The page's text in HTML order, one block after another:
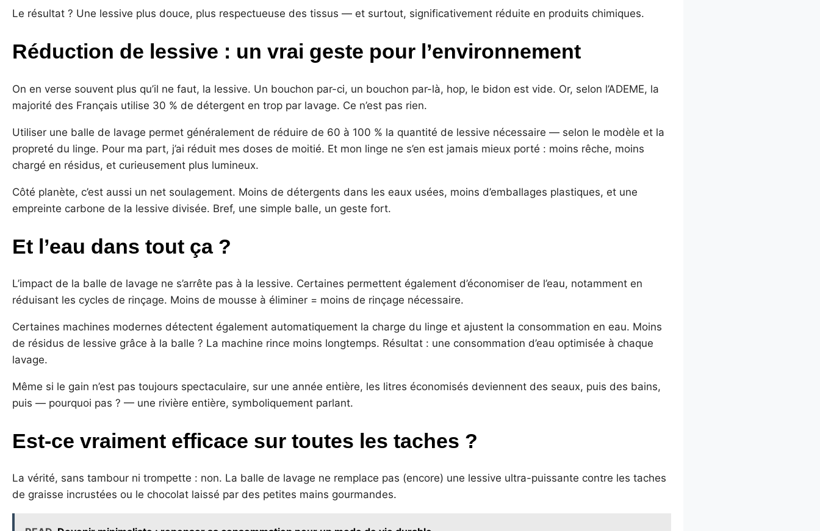
Le résultat ? Une lessive plus douce, plus respectueuse des tissus — et surtout, significativement réduite en produits chimiques.
Réduction de lessive : un vrai geste pour l’environnement
On en verse souvent plus qu’il ne faut, la lessive. Un bouchon par-ci, un bouchon par-là, hop, le bidon est vide. Or, selon l’ADEME, la
majorité des Français utilise 30 % de détergent en trop par lavage. Ce n’est pas rien.
Utiliser une balle de lavage permet généralement de réduire de 60 à 100 % la quantité de lessive nécessaire — selon le modèle et la
propreté du linge. Pour ma part, j’ai réduit mes doses de moitié. Et mon linge ne s’en est jamais mieux porté : moins rêche, moins
chargé en résidus, et curieusement plus lumineux.
Côté planète, c’est aussi un net soulagement. Moins de détergents dans les eaux usées, moins d’emballages plastiques, et une
empreinte carbone de la lessive divisée. Bref, une simple balle, un geste fort.
Et l’eau dans tout ça ?
L’impact de la balle de lavage ne s’arrête pas à la lessive. Certaines permettent également d’économiser de l’eau, notamment en
réduisant les cycles de rinçage. Moins de mousse à éliminer = moins de rinçage nécessaire.
Certaines machines modernes détectent également automatiquement la charge du linge et ajustent la consommation en eau. Moins
de résidus de lessive grâce à la balle ? La machine rince moins longtemps. Résultat : une consommation d’eau optimisée à chaque
lavage.
Même si le gain n’est pas toujours spectaculaire, sur une année entière, les litres économisés deviennent des seaux, puis des bains,
puis — pourquoi pas ? — une rivière entière, symboliquement parlant.
Est-ce vraiment efficace sur toutes les taches ?
La vérité, sans tambour ni trompette : non. La balle de lavage ne remplace pas (encore) une lessive ultra-puissante contre les taches
de graisse incrustées ou le chocolat laissé par des petites mains gourmandes.